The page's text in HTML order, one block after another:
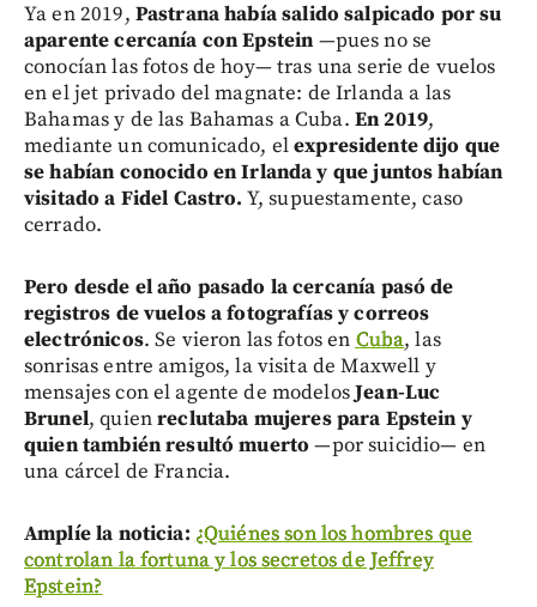
Ya en 2019, Pastrana había salido salpicado por su
aparente cercanía con Epstein —pues no se
conocían las fotos de hoy— tras una serie de vuelos
en el jet privado del magnate: de Irlanda a las
Bahamas y de las Bahamas a Cuba. En 2019,
mediante un comunicado, elexpresidente dijo que
se habían conocido en Irlanda y que juntos habían
visitado a Fidel Castro. Y, supuestamente, caso
cerrado.
Pero desde el año pasado la cercanía pasó de
registros de vuelos a fotografías y correos
electrónicos. Se vieron las fotos en Cuba, las
sonrisas entre amigos, la visita de Maxwell y
mensajes con el agente de modelosJean-Luc
Brunel, quienreclutaba mujeres para Epstein y
quien también resultó muerto —por suicidio— en
una cárcel de Francia.
Amplíe la noticia: ¿Quiénes son los hombres que
controlan la fortuna y los secretos de Jeffrey
Epstein?